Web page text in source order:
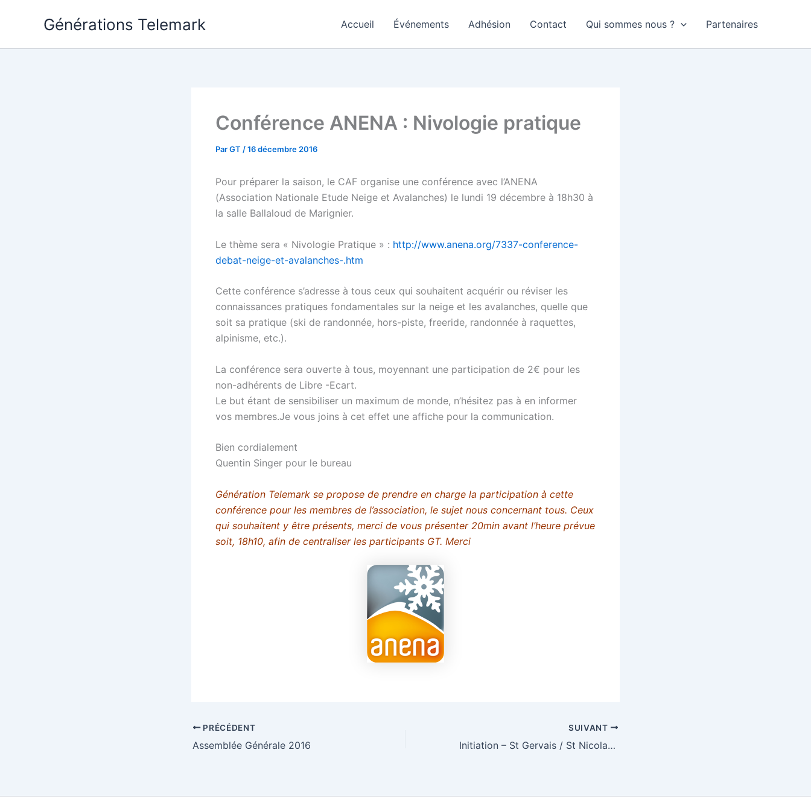
Générations Telemark Accueil Événements Adhésion Contact Qui sommes nous ? Partenaires
Conférence ANENA : Nivologie pratique
ParGT /16 décembre 2016
Pour préparer la saison, le CAF organise une conférence avec l’ANENA
(Association Nationale Etude Neige et Avalanches) le lundi 19 décembre à 18h30 à
la salle Ballaloud de Marignier.
Le thème sera « Nivologie Pratique » : http://www.anena.org/7337-conference-
debat-neige-et-avalanches-.htm
Cette conférence s’adresse à tous ceux qui souhaitent acquérir ou réviser les
connaissances pratiques fondamentales sur la neige et les avalanches, quelle que
soit sa pratique (ski de randonnée, hors-piste, freeride, randonnée à raquettes,
alpinisme, etc.).
La conférence sera ouverte à tous, moyennant une participation de 2€ pour les
non-adhérents de Libre -Ecart.
Le but étant de sensibiliser un maximum de monde, n’hésitez pas à en informer
vos membres.Je vous joins à cet effet une affiche pour la communication.
Bien cordialement
Quentin Singer pour le bureau
Génération Telemark se propose de prendre en charge la participation à cette
conférence pour les membres de l’association, le sujet nous concernant tous. Ceux
qui souhaitent y être présents, merci de vous présenter 20min avant l’heure prévue
soit, 18h10, afin de centraliser les participants GT. Merci
PRÉCÉDENT
Assemblée Générale 2016
SUIVANT
Initiation – St Gervais / St Nicolas de Véroce